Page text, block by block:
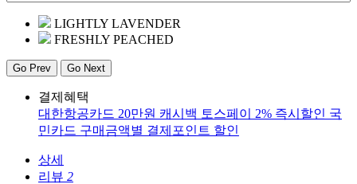
LIGHTLY LAVENDER
FRESHLY PEACHED
Go Prev Go Next
결제혜택
대한항공카드 20만원 캐시백 토스페이 2% 즉시할인 국
민카드 구매금액별 결제포인트 할인
상세
리뷰 2